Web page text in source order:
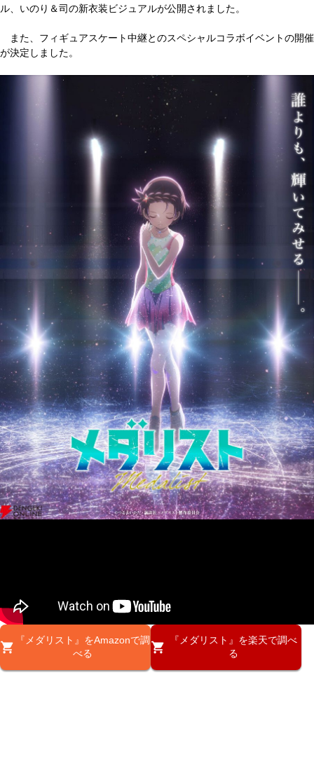
ル、いのり＆司の新衣装ビジュアルが公開されました。
また、フィギュアスケート中継とのスペシャルコラボイベントの開催
が決定しました。
『メダリスト』をAmazonで調
べる
『メダリスト』を楽天で調べ
る